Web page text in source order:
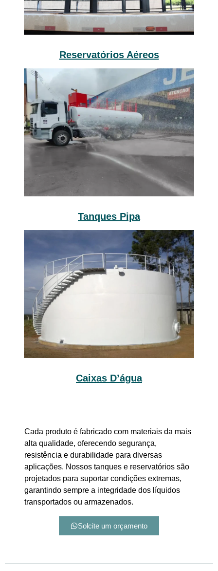
Reservatórios Aéreos
Tanques Pipa
Caixas D’água
Cada produto é fabricado com materiais da mais
alta qualidade, oferecendo segurança,
resistência e durabilidade para diversas
aplicações. Nossos tanques e reservatórios são
projetados para suportar condições extremas,
garantindo sempre a integridade dos líquidos
transportados ou armazenados.
Solcite um orçamento